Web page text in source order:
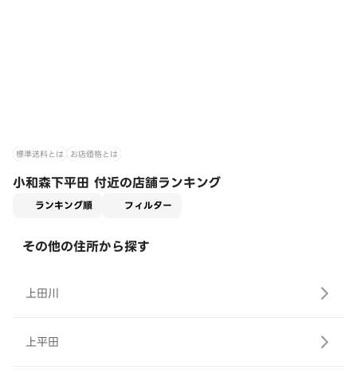
標準送料とは お店価格とは
小和森下平田 付近の店舗ランキング
ランキング順 フィルター
その他の住所から探す
上田川
上平田